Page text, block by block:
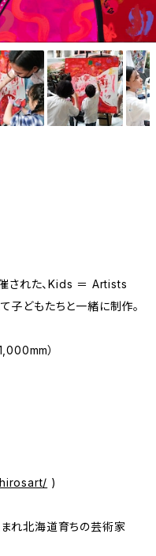
された、Kids ＝ Artists
子どもたちと一緒に制作。
）
)
れ北海道育ちの芸術家